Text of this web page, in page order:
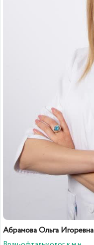
Абрамова Ольга Игоревна